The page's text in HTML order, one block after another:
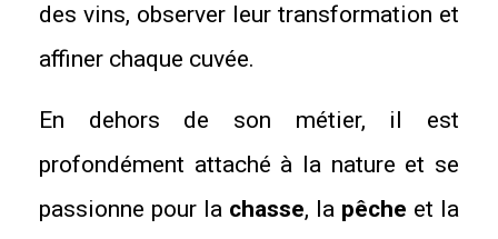
des vins, observer leur transformation et
affiner chaque cuvée.
En dehors de son métier, il est
profondément attaché à la nature et se
passionne pour la chasse, la pêche et la